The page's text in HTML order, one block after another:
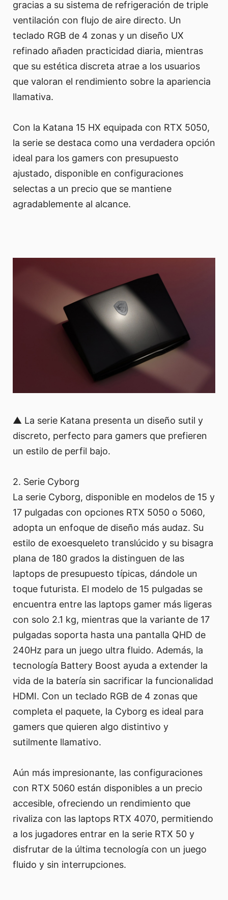
gracias a su sistema de refrigeración de triple
ventilación con flujo de aire directo. Un
teclado RGB de 4 zonas y un diseño UX
refinado añaden practicidad diaria, mientras
que su estética discreta atrae a los usuarios
que valoran el rendimiento sobre la apariencia
llamativa.
Con la Katana 15 HX equipada con RTX 5050,
la serie se destaca como una verdadera opción
ideal para los gamers con presupuesto
ajustado, disponible en configuraciones
selectas a un precio que se mantiene
agradablemente al alcance.
▲ La serie Katana presenta un diseño sutil y
discreto, perfecto para gamers que prefieren
un estilo de perfil bajo.
2. Serie Cyborg
La serie Cyborg, disponible en modelos de 15 y
17 pulgadas con opciones RTX 5050 o 5060,
adopta un enfoque de diseño más audaz. Su
estilo de exoesqueleto translúcido y su bisagra
plana de 180 grados la distinguen de las
laptops de presupuesto típicas, dándole un
toque futurista. El modelo de 15 pulgadas se
encuentra entre las laptops gamer más ligeras
con solo 2.1 kg, mientras que la variante de 17
pulgadas soporta hasta una pantalla QHD de
240Hz para un juego ultra fluido. Además, la
tecnología Battery Boost ayuda a extender la
vida de la batería sin sacrificar la funcionalidad
HDMI. Con un teclado RGB de 4 zonas que
completa el paquete, la Cyborg es ideal para
gamers que quieren algo distintivo y
sutilmente llamativo.
Aún más impresionante, las configuraciones
con RTX 5060 están disponibles a un precio
accesible, ofreciendo un rendimiento que
rivaliza con las laptops RTX 4070, permitiendo
a los jugadores entrar en la serie RTX 50 y
disfrutar de la última tecnología con un juego
fluido y sin interrupciones.